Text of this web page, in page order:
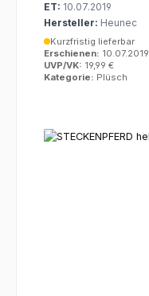
ET: 10.07.2019
Hersteller: Heunec
Kurzfristig lieferbar
Erschienen: 10.07.2019
UVP/VK: 19,99 €
Kategorie: Plüsch